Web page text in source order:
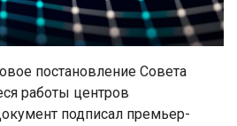
постановление Совета
работы центров
подписал премьер-